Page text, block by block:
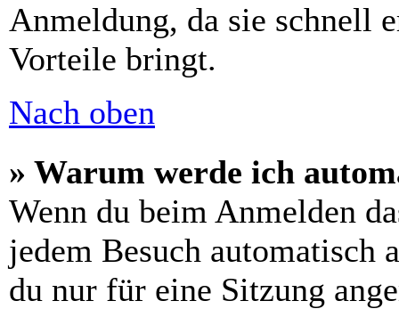
Anmeldung, da sie schnell
Vorteile bringt.
Nach oben
» Warum werde ich
Wenn du beim Anmelden
jedem Besuch automatisch
du nur für eine Sitzung